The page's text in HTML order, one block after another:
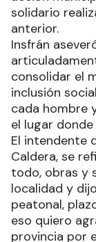
solidario
anterior.
Insfrán
consolidar el
inclusión
cada hombre
el lugar
El intendente
Caldera, se
todo, obras y
localidad y
peatonal,
eso quiero
provincia por